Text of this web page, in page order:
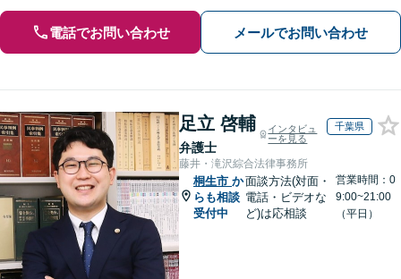
電話でお問い合わせ メールでお問い合わせ
足立 啓輔
弁護士
インタビュ
ーを見る
千葉県
藤井・滝沢綜合法律事務所
桐生市 か
らも相談
受付中
面談方法(対面・
電話・ビデオな
ど)は応相談
営業時間：0
9:00~21:00
（平日）